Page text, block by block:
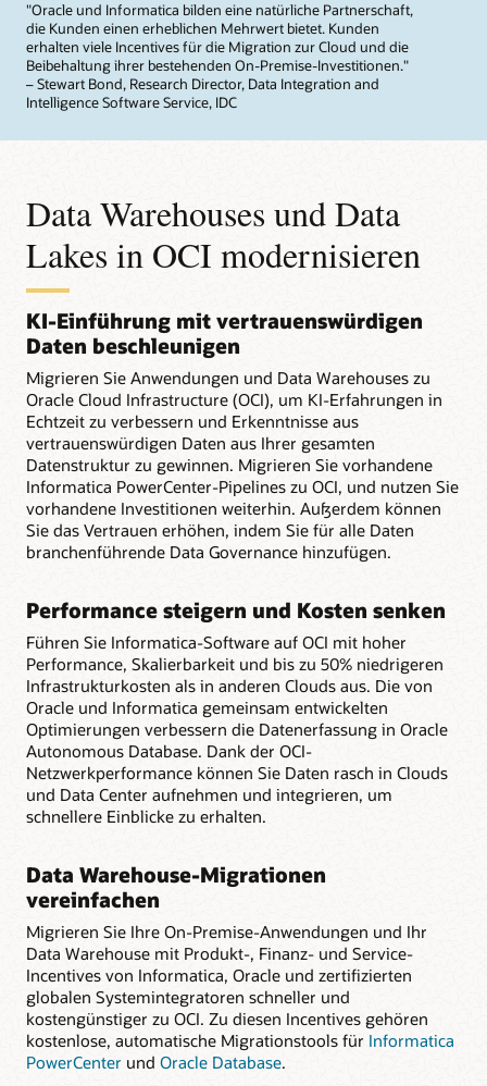
"Oracle und Informatica bilden eine natürliche Partnerschaft,
die Kunden einen erheblichen Mehrwert bietet. Kunden
erhalten viele Incentives für die Migration zur Cloud und die
Beibehaltung ihrer bestehenden On-Premise-Investitionen."
– Stewart Bond, Research Director, Data Integration and
Intelligence Software Service, IDC
Data Warehouses und Data
Lakes in OCI modernisieren
KI-Einführung mit vertrauenswürdigen
Daten beschleunigen
Migrieren Sie Anwendungen und Data Warehouses zu
Oracle Cloud Infrastructure (OCI), um KI-Erfahrungen in
Echtzeit zu verbessern und Erkenntnisse aus
vertrauenswürdigen Daten aus Ihrer gesamten
Datenstruktur zu gewinnen. Migrieren Sie vorhandene
Informatica PowerCenter-Pipelines zu OCI, und nutzen Sie
vorhandene Investitionen weiterhin. Außerdem können
Sie das Vertrauen erhöhen, indem Sie für alle Daten
branchenführende Data Governance hinzufügen.
Performance steigern und Kosten senken
Führen Sie Informatica-Software auf OCI mit hoher
Performance, Skalierbarkeit und bis zu 50% niedrigeren
Infrastrukturkosten als in anderen Clouds aus. Die von
Oracle und Informatica gemeinsam entwickelten
Optimierungen verbessern die Datenerfassung in Oracle
Autonomous Database. Dank der OCI-
Netzwerkperformance können Sie Daten rasch in Clouds
und Data Center aufnehmen und integrieren, um
schnellere Einblicke zu erhalten.
Data Warehouse-Migrationen
vereinfachen
Migrieren Sie Ihre On-Premise-Anwendungen und Ihr
Data Warehouse mit Produkt-, Finanz- und Service-
Incentives von Informatica, Oracle und zertifizierten
globalen Systemintegratoren schneller und
kostengünstiger zu OCI. Zu diesen Incentives gehören
kostenlose, automatische Migrationstools für Informatica
PowerCenter und Oracle Database.